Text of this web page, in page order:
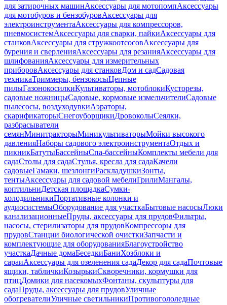
для затирочных машинАксессуары для мотопомпАксессуары
для мотобуров и бензобуровАксессуары для
электроинструментаАксессуары для компрессоров,
пневмосистемАксессуары для сварки, пайкиАксессуары для
станковАксессуары для стружкоотсосовАксессуары для
бурения и сверленияАксессуары для резанияАксессуары для
шлифованияАксессуары для измерительных
приборовАксессуары для станковДом и садСадовая
техникаТриммеры, бензокосыЦепные
пилыГазонокосилкиКультиваторы, мотоблокиКусторезы,
садовые ножницыСадовые, кормовые измельчителиСадовые
пылесосы, воздуходувкиАэраторы,
скарификаторыСнегоуборщикиДровоколыСеялки,
разбрасыватели
семянМинитракторыМиникультиваторыМойки высокого
давленияНаборы садового электроинструментаОтдых и
пикникБатутыБассейныСпа-бассейныКомплекты мебели для
садаСтолы для садаСтулья, кресла для садаКачели
садовыеГамаки, шезлонгиРаскладушкиЗонты,
тентыАксессуары для садовой мебелиГрилиМангалы,
коптильниДетская площадкаСумки-
холодильникиПортативные колонки и
аудиосистемыОборудование для участкаБытовые насосыЛюки
канализационныеПруды, аксессуары для прудовФильтры,
насосы, стерилизаторы для прудовКомпрессоры для
прудовСтанции биологической очисткиЗапчасти и
комплектующие для оборудованияБлагоустройство
участкаДачные домаБеседкиБаниХозблоки и
сараиАксессуары для озеленения садаДекор для садаПочтовые
ящики, табличкиКозырькиСкворечники, кормушки для
птицДомики для насекомыхФонтаны, скульптуры для
садаПруды, аксессуары для прудовУличные
обогревателиУличные светильникиПротивогололедные